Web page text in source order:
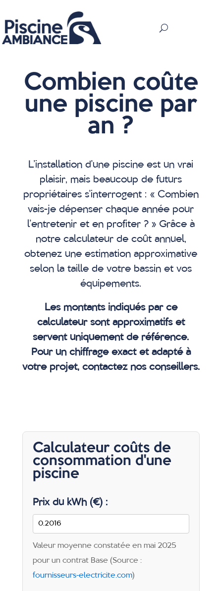
Combien coûte
une piscine par
an ?
L’installation d’une piscine est un vrai
plaisir, mais beaucoup de futurs
propriétaires s’interrogent : « Combien
vais-je dépenser chaque année pour
l’entretenir et en profiter ? » Grâce à
notre calculateur de coût annuel,
obtenez une estimation approximative
selon la taille de votre bassin et vos
équipements.
Les montants indiqués par ce
calculateur sont approximatifs et
servent uniquement de référence.
Pour un chiffrage exact et adapté à
votre projet, contactez nos conseillers.
Calculateur coûts de
consommation d'une
piscine
Prix du kWh (€) :
Valeur moyenne constatée en mai 2025
pour un contrat Base (Source :
fournisseurs-electricite.com)